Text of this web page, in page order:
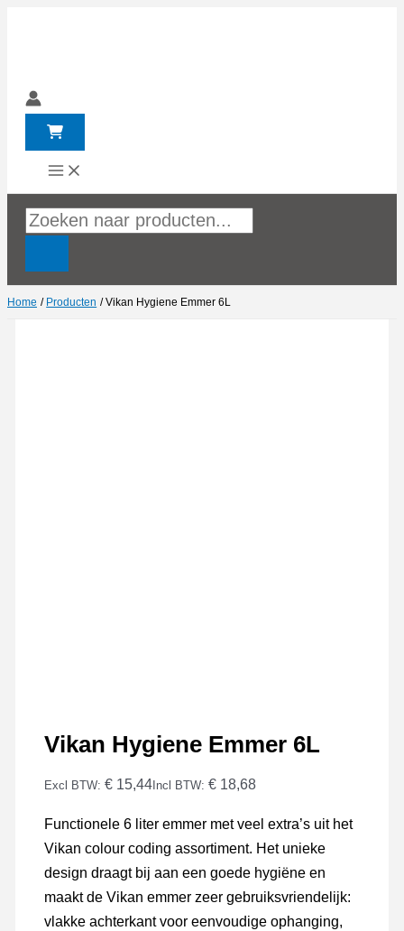
inhoud
Producten
Home Producten Vikan Hygiene Emmer 6L
Vikan Hygiene Emmer 6L
Excl BTW: € 15,44Incl BTW: € 18,68
Functionele 6 liter emmer met veel extra’s uit het
Vikan colour coding assortiment. Het unieke
design draagt bij aan een goede hygiëne en
maakt de Vikan emmer zeer gebruiksvriendelijk:
vlakke achterkant voor eenvoudige ophanging,